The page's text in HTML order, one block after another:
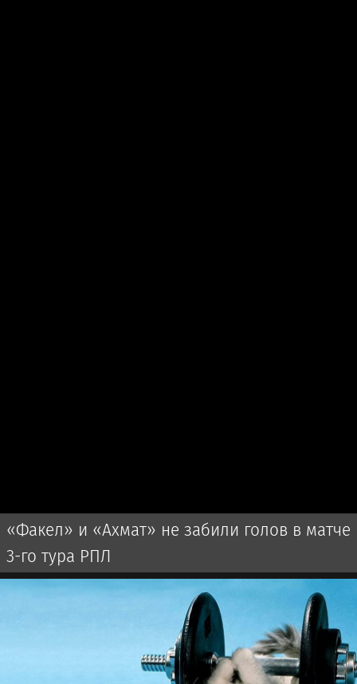
«Факел» и «Ахмат» не забили голов в матче
3-го тура РПЛ